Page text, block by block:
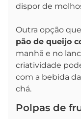
dispor de
Outra opção
pão de queijo
manhã e no
criatividade
com a bebida
chá.
Polpas de